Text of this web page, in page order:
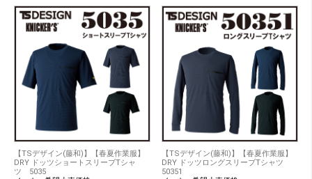
【TSデザイン(藤和)】【春夏作業服】
DRY ドッツショートスリーブTシャ
ツ 5035
【TSデザイン(藤和)】【春夏作業服】
DRY ドッツロングスリーブTシャツ
50351